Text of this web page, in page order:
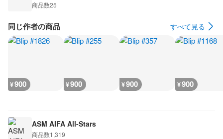
商品数25
同じ作者の商品 すべて見る
¥900 ¥900 ¥900 ¥900
ASM AIFA All-Stars
商品数1,319